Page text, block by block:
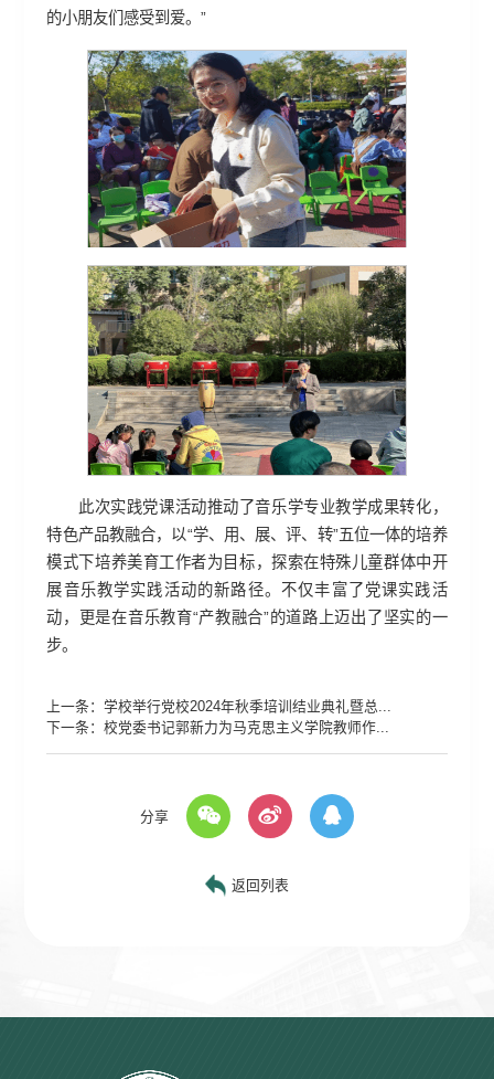
的小朋友们感受到爱。”
此次实践党课活动推动了音乐学专业教学成果转化，
特色产品教融合，以“学、用、展、评、转”五位一体的培养
模式下培养美育工作者为目标，探索在特殊儿童群体中开
展音乐教学实践活动的新路径。不仅丰富了党课实践活
动，更是在音乐教育“产教融合”的道路上迈出了坚实的一
步。
上一条：学校举行党校2024年秋季培训结业典礼暨总...
下一条：校党委书记郭新力为马克思主义学院教师作...
分享
返回列表